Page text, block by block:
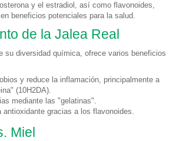
y el estradiol, así como flavonoides,
beneficios potenciales para la salud.
de la Jalea Real
su diversidad química, ofrece varios beneficios
y reduce la inflamación, principalmente a
(10H2DA).
mediante las "gelatinas".
antioxidante gracias a los flavonoides.
Miel